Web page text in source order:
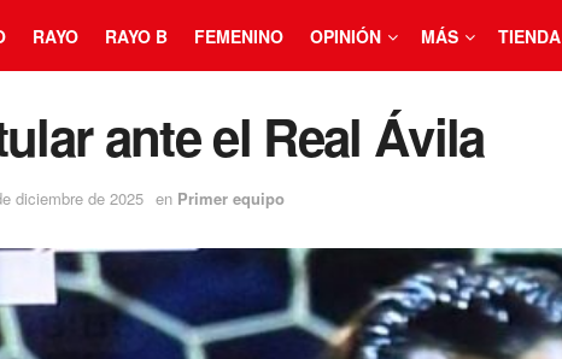
RAYO RAYO B FEMENINO OPINIÓN MÁS TIENDA
ante el Real Ávila
diciembre de 2025 en Primer equipo